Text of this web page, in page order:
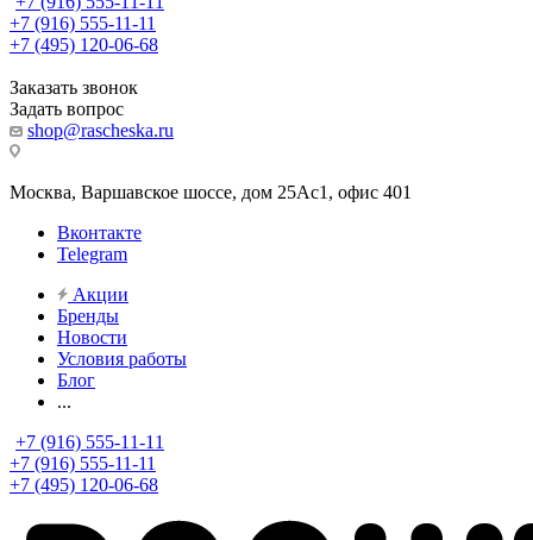
+7 (916) 555-11-11
+7 (495) 120-06-68
Заказать звонок
Задать вопрос
shop@rascheska.ru
Москва, Варшавское шоссе, дом 25Аc1, офис 401
Вконтакте
Telegram
Акции
Бренды
Новости
Условия работы
Блог
...
+7 (916) 555-11-11
+7 (916) 555-11-11
+7 (495) 120-06-68